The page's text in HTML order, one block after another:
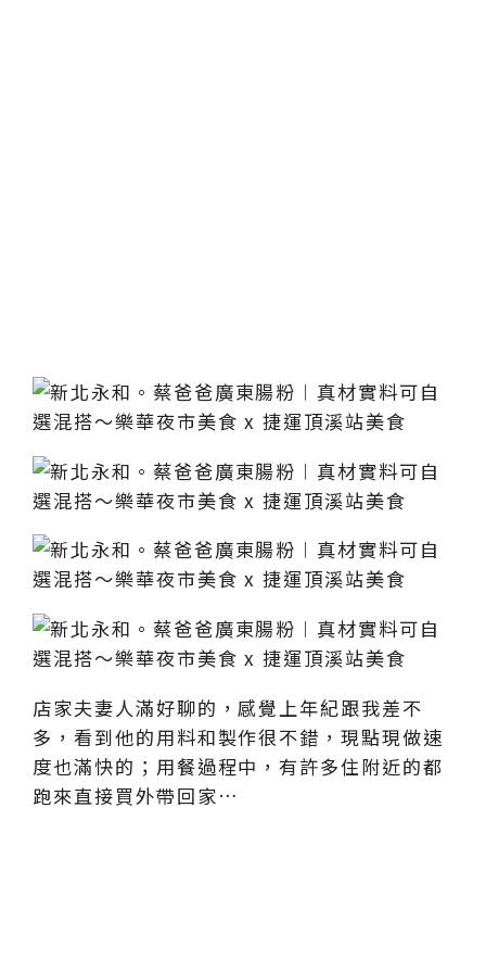
店家夫妻人滿好聊的，感覺上年紀跟我差不
多，看到他的用料和製作很不錯，現點現做速
度也滿快的；用餐過程中，有許多住附近的都
跑來直接買外帶回家…